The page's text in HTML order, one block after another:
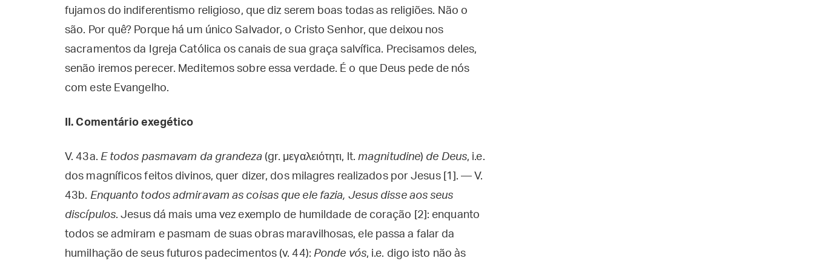
fujamos do indiferentismo religioso, que diz serem boas todas as religiões. Não o
são. Por quê? Porque há um único Salvador, o Cristo Senhor, que deixou nos
sacramentos da Igreja Católica os canais de sua graça salvífica. Precisamos deles,
senão iremos perecer. Meditemos sobre essa verdade. É o que Deus pede de nós
com este Evangelho.
II. Comentário exegético
V. 43a. E todos pasmavam da grandeza(gr. μεγαλειότητι, lt.magnitudine) de Deus, i.e.
dos magníficos feitos divinos, quer dizer, dos milagres realizados por Jesus [1]. — V.
43b. Enquanto todos admiravam as coisas que ele fazia, Jesus disse aos seus
discípulos. Jesus dá mais uma vez exemplo de humildade de coração [2]: enquanto
todos se admiram e pasmam de suas obras maravilhosas, ele passa a falar da
humilhação de seus futuros padecimentos (v. 44): Ponde vós, i.e. digo isto não às